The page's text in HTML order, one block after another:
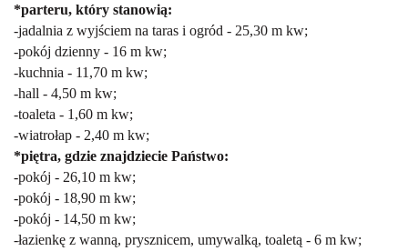
*parteru, który stanowią:
-jadalnia z wyjściem na taras i ogród - 25,30 m kw;
-pokój dzienny - 16 m kw;
-kuchnia - 11,70 m kw;
-hall - 4,50 m kw;
-toaleta - 1,60 m kw;
-wiatrołap - 2,40 m kw;
*piętra, gdzie znajdziecie Państwo:
-pokój - 26,10 m kw;
-pokój - 18,90 m kw;
-pokój - 14,50 m kw;
-łazienkę z wanną, prysznicem, umywalką, toaletą - 6 m kw;